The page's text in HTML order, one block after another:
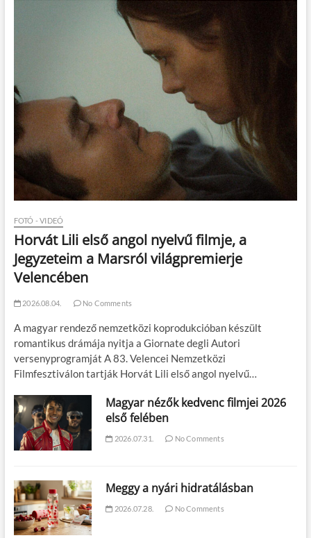
FOTÓ - VIDEÓ
Horvát Lili első angol nyelvű filmje, a
Jegyzeteim a Marsról világpremierje
Velencében
2026.08.04. No Comments
A magyar rendező nemzetközi koprodukcióban készült
romantikus drámája nyitja a Giornate degli Autori
versenyprogramját A 83. Velencei Nemzetközi
Filmfesztiválon tartják Horvát Lili első angol nyelvű…
Magyar nézők kedvenc filmjei 2026
első felében
2026.07.31. No Comments
Meggy a nyári hidratálásban
2026.07.28. No Comments